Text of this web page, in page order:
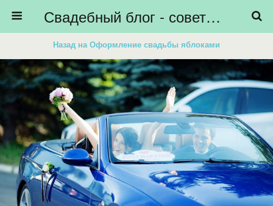
Свадебный блог - советы невестам, подготовка к свадьбе - HiBride
Назад на Оформление свадьбы яблоками